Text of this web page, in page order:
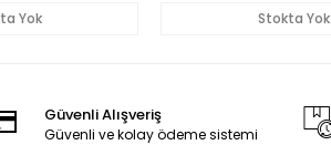
Yok Stokta Yok
Güvenli Alışveriş
Güvenli ve kolay ödeme sistemi